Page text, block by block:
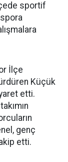
sportif
İlçe
Küçük
etti.
genç
etti.